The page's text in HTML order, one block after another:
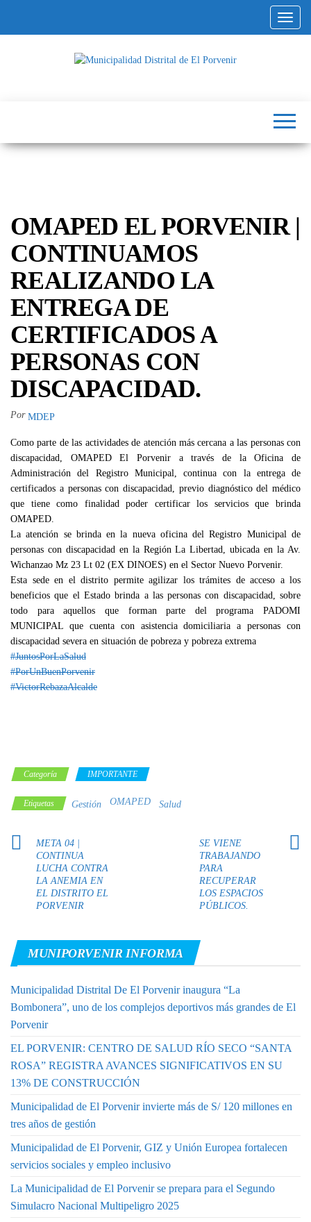
OMAPED EL PORVENIR |
CONTINUAMOS
REALIZANDO LA
ENTREGA DE
CERTIFICADOS A
PERSONAS CON
DISCAPACIDAD.
Por MDEP
Como parte de las actividades de atención más cercana a las personas con
discapacidad, OMAPED El Porvenir a través de la Oficina de
Administración del Registro Municipal, continua con la entrega de
certificados a personas con discapacidad, previo diagnóstico del médico
que tiene como finalidad poder certificar los servicios que brinda
OMAPED.
La atención se brinda en la nueva oficina del Registro Municipal de
personas con discapacidad en la Región La Libertad, ubicada en la Av.
Wichanzao Mz 23 Lt 02 (EX DINOES) en el Sector Nuevo Porvenir.
Esta sede en el distrito permite agilizar los trámites de acceso a los
beneficios que el Estado brinda a las personas con discapacidad, sobre
todo para aquellos que forman parte del programa PADOMI
MUNICIPAL que cuenta con asistencia domiciliaria a personas con
discapacidad severa en situación de pobreza y pobreza extrema
#JuntosPorLaSalud
#PorUnBuenPorvenir
#VictorRebazaAlcalde
Categoría IMPORTANTE
Etiquetas Gestión OMAPED Salud
META 04 |
CONTINUA
LUCHA CONTRA
LA ANEMIA EN
EL DISTRITO EL
PORVENIR
SE VIENE
TRABAJANDO
PARA
RECUPERAR
LOS ESPACIOS
PÚBLICOS.
MUNIPORVENIR INFORMA
Municipalidad Distrital De El Porvenir inaugura “La
Bombonera”, uno de los complejos deportivos más grandes de El
Porvenir
EL PORVENIR: CENTRO DE SALUD RÍO SECO “SANTA
ROSA” REGISTRA AVANCES SIGNIFICATIVOS EN SU
13% DE CONSTRUCCIÓN
Municipalidad de El Porvenir invierte más de S/ 120 millones en
tres años de gestión
Municipalidad de El Porvenir, GIZ y Unión Europea fortalecen
servicios sociales y empleo inclusivo
La Municipalidad de El Porvenir se prepara para el Segundo
Simulacro Nacional Multipeligro 2025